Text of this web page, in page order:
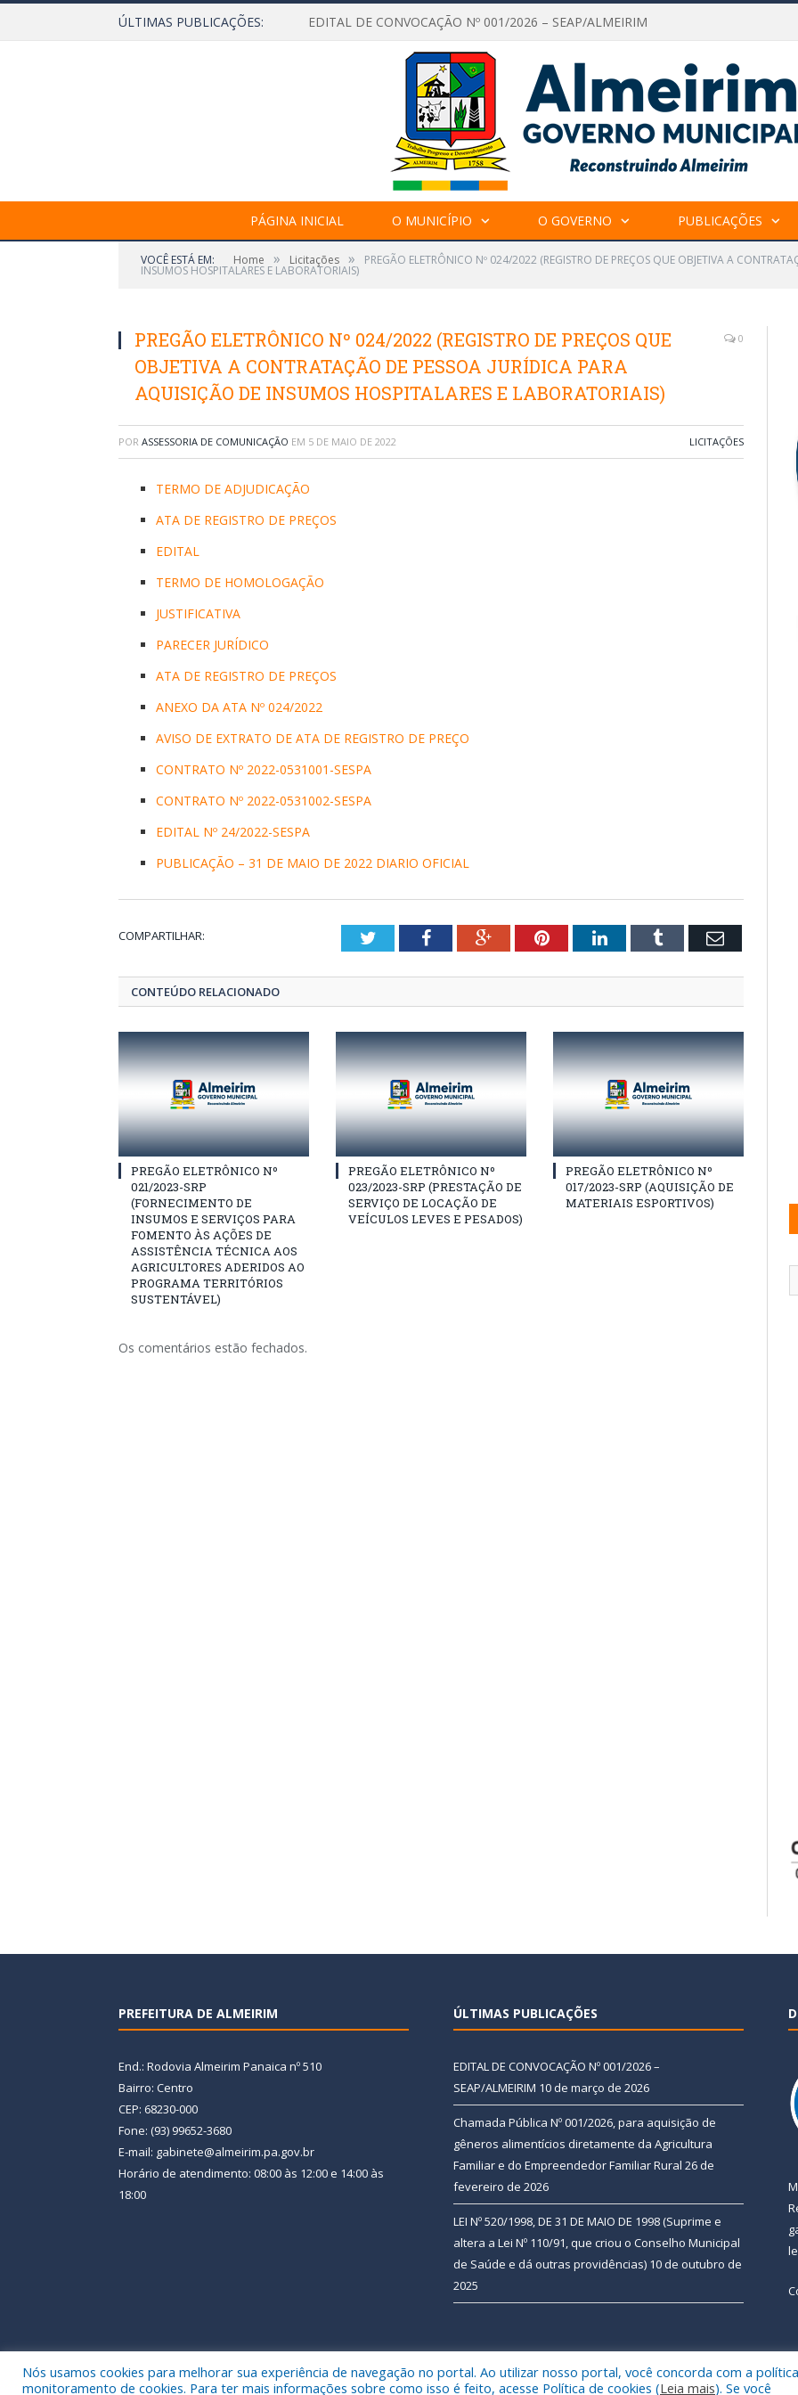
ÚLTIMAS PUBLICAÇÕES: EDITAL DE CONVOCAÇÃO Nº 001/2026 – SEAP/ALMEIRIM
PÁGINA INICIAL O MUNICÍPIO O GOVERNO PUBLICAÇÕES
VOCÊ ESTÁ EM: Home » Licitações » PREGÃO ELETRÔNICO Nº 024/2022 (REGISTRO DE PREÇOS QUE OBJETIVA A
INSUMOS HOSPITALARES E LABORATORIAIS)
PREGÃO ELETRÔNICO Nº 024/2022 (REGISTRO DE PREÇOS QUE
OBJETIVA A CONTRATAÇÃO DE PESSOA JURÍDICA PARA
AQUISIÇÃO DE INSUMOS HOSPITALARES E LABORATORIAIS)
0
POR ASSESSORIA DE COMUNICAÇÃO EM 5 DE MAIO DE 2022 LICITAÇÕES
TERMO DE ADJUDICAÇÃO
ATA DE REGISTRO DE PREÇOS
EDITAL
TERMO DE HOMOLOGAÇÃO
JUSTIFICATIVA
PARECER JURÍDICO
ATA DE REGISTRO DE PREÇOS
ANEXO DA ATA Nº 024/2022
AVISO DE EXTRATO DE ATA DE REGISTRO DE PREÇO
CONTRATO Nº 2022-0531001-SESPA
CONTRATO Nº 2022-0531002-SESPA
EDITAL Nº 24/2022-SESPA
PUBLICAÇÃO – 31 DE MAIO DE 2022 DIARIO OFICIAL
COMPARTILHAR: TwitterFacebookGoogle+PinterestLinkedInTumblr Email
CONTEÚDO RELACIONADO
PREGÃO ELETRÔNICO Nº
021/2023-SRP
(FORNECIMENTO DE
INSUMOS E SERVIÇOS PARA
FOMENTO ÀS AÇÕES DE
ASSISTÊNCIA TÉCNICA AOS
AGRICULTORES ADERIDOS AO
PROGRAMA TERRITÓRIOS
SUSTENTÁVEL)
PREGÃO ELETRÔNICO Nº
023/2023-SRP (PRESTAÇÃO DE
SERVIÇO DE LOCAÇÃO DE
VEÍCULOS LEVES E PESADOS)
PREGÃO ELETRÔNICO Nº
017/2023-SRP (AQUISIÇÃO DE
MATERIAIS ESPORTIVOS)
Os comentários estão fechados.
PREFEITURA DE ALMEIRIM
End.: Rodovia Almeirim Panaica nº 510
Bairro: Centro
CEP: 68230-000
Fone: (93) 99652-3680
E-mail: gabinete@almeirim.pa.gov.br
Horário de atendimento: 08:00 às 12:00 e 14:00 às
18:00
ÚLTIMAS PUBLICAÇÕES
EDITAL DE CONVOCAÇÃO Nº 001/2026 –
SEAP/ALMEIRIM 10 de março de 2026
Chamada Pública Nº 001/2026, para aquisição de
gêneros alimentícios diretamente da Agricultura
Familiar e do Empreendedor Familiar Rural 26 de
fevereiro de 2026
LEI Nº 520/1998, DE 31 DE MAIO DE 1998 (Suprime e
altera a Lei Nº 110/91, que criou o Conselho Municipal
de Saúde e dá outras providências) 10 de outubro de
2025
Todos os direitos reservados a Prefeitura Municipal de Almeirim. Mapa do Site
Nós usamos cookies para melhorar sua experiência de navegação no portal. Ao utilizar nosso portal, você concorda com a
monitoramento de cookies. Para ter mais informações sobre como isso é feito, acesse Política de cookies (Leia mais). Se você